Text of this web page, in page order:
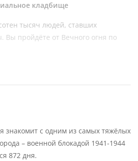
кладбище
тысяч людей, ставших
Вы пройдёте от Вечного огня по
«Мать-Родина», который
Савичева — девочка, которая в
дневник, запечатлевший ужас тех
записей, но они стали мощным
целой семьи и, пожалуй,
знакомит с одним из самых тяжёлых
– военной блокадой 1941-1944
872 дня.